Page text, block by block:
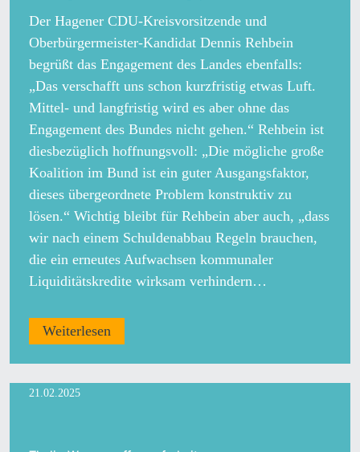
Der Hagener CDU-Kreisvorsitzende und
Oberbürgermeister-Kandidat Dennis Rehbein
begrüßt das Engagement des Landes ebenfalls:
„Das verschafft uns schon kurzfristig etwas Luft.
Mittel- und langfristig wird es aber ohne das
Engagement des Bundes nicht gehen.“ Rehbein ist
diesbezüglich hoffnungsvoll: „Die mögliche große
Koalition im Bund ist ein guter Ausgangsfaktor,
dieses übergeordnete Problem konstruktiv zu
lösen.“ Wichtig bleibt für Rehbein aber auch, „dass
wir nach einem Schuldenabbau Regeln brauchen,
die ein erneutes Aufwachsen kommunaler
Liquiditätskredite wirksam verhindern…
Weiterlesen
21.02.2025